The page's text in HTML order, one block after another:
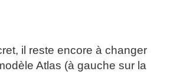
il reste encore à changer
Atlas (à gauche sur la